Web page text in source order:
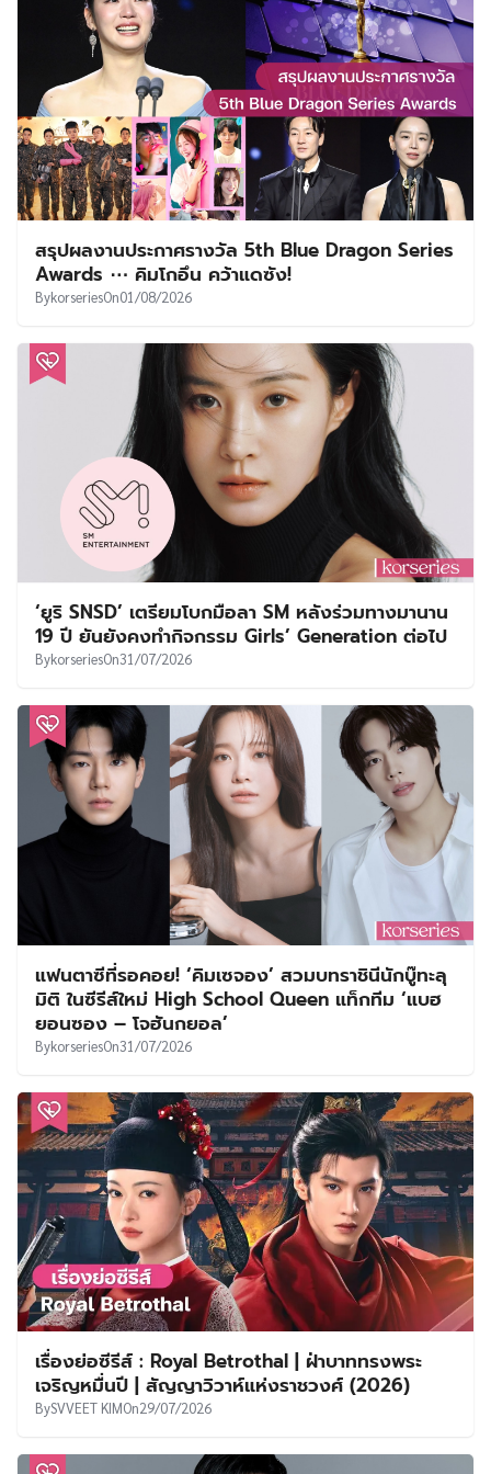
สรุปผลงานประกาศรางวัล 5th Blue Dragon Series
Awards ⋯ คิมโกอึน คว้าแดซัง!
BykorseriesOn01/08/2026
‘ยูริ SNSD’ เตรียมโบกมือลา SM หลังร่วมทางมานาน
19 ปี ยันยังคงทำกิจกรรม Girls’ Generation ต่อไป
BykorseriesOn31/07/2026
แฟนตาซีที่รอคอย! ‘คิมเซจอง’ สวมบทราชินีนักบู๊ทะลุ
มิติ ในซีรีส์ใหม่ High School Queen แท็กทีม ‘แบฮ
ยอนซอง – โจฮันกยอล’
BykorseriesOn31/07/2026
เรื่องย่อซีรีส์ : Royal Betrothal | ฝ่าบาททรงพระ
เจริญหมื่นปี | สัญญาวิวาห์แห่งราชวงศ์ (2026)
BySVVEET KIMOn29/07/2026